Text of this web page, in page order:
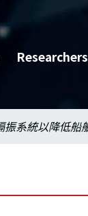
Researchers